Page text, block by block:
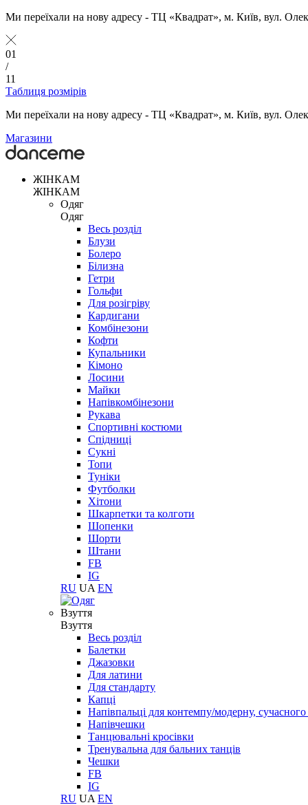
Ми переїхали на нову адресу - ТЦ «Квадрат», м. Київ, вул.
01
/
11
Таблиця розмірів
Ми переїхали на нову адресу - ТЦ «Квадрат», м. Київ, вул.
Магазини
ЖІНКАМ
ЖІНКАМ
Одяг
Одяг
Весь розділ
Блузи
Болеро
Білизна
Гетри
Гольфи
Для розігріву
Кардигани
Комбінезони
Кофти
Купальники
Кімоно
Лосини
Майки
Напівкомбінезони
Рукава
Спортивні костюми
Спідниці
Сукні
Топи
Туніки
Футболки
Хітони
Шкарпетки та колготи
Шопенки
Шорти
Штани
FB
IG
RU UA EN
Взуття
Взуття
Весь розділ
Балетки
Джазовки
Для латини
Для стандарту
Капці
Напівпальці для контемпу/модерну,
Напівчешки
Танцювальні кросівки
Тренувальна для бальних танців
Чешки
FB
IG
RU UA EN